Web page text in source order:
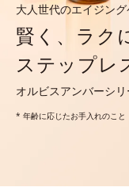
大人世代のエイジン
賢く、ラク
ステップレ
オルビスアンバーシ
* 年齢に応じたお手入れのこと